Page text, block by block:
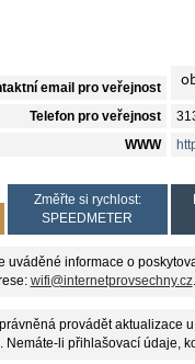
email pro veřejnost
Telefon pro veřejnost
WWW
Změřte si rychlost:
SPEEDMETER
uváděné informace o
wifi@internetprovsechny.cz
provádět aktualizace
Nemáte-li přihlašovací údaje,